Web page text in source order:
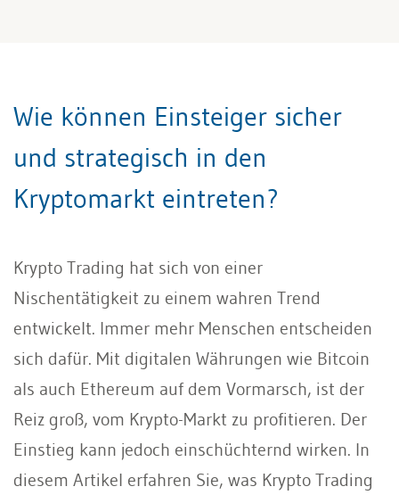
Wie können Einsteiger sicher
und strategisch in den
Kryptomarkt eintreten?
Krypto Trading hat sich von einer
Nischentätigkeit zu einem wahren Trend
entwickelt. Immer mehr Menschen entscheiden
sich dafür. Mit digitalen Währungen wie Bitcoin
als auch Ethereum auf dem Vormarsch, ist der
Reiz groß, vom Krypto-Markt zu profitieren. Der
Einstieg kann jedoch einschüchternd wirken. In
diesem Artikel erfahren Sie, was Krypto Trading